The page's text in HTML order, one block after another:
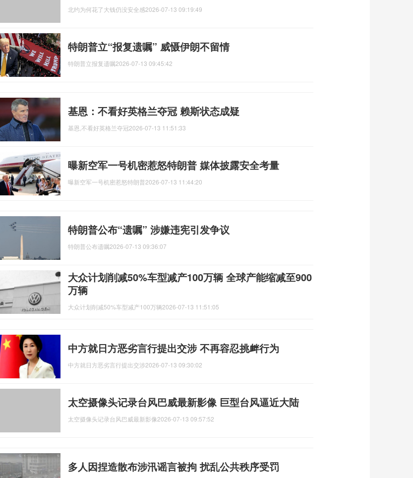
北约为何花了大钱仍没安全感2026-07-13 09:19:49
特朗普立“报复遗嘱” 威慑伊朗不留情
特朗普立报复遗嘱2026-07-13 09:45:42
基恩：不看好英格兰夺冠 赖斯状态成疑
基恩,不看好英格兰夺冠2026-07-13 11:51:33
曝新空军一号机密惹怒特朗普 媒体披露安全考量
曝新空军一号机密惹怒特朗普2026-07-13 11:44:20
特朗普公布“遗嘱” 涉嫌违宪引发争议
特朗普公布遗嘱2026-07-13 09:36:07
大众计划削减50%车型减产100万辆 全球产能缩减至900
万辆
大众计划削减50%车型减产100万辆2026-07-13 11:51:05
中方就日方恶劣言行提出交涉 不再容忍挑衅行为
中方就日方恶劣言行提出交涉2026-07-13 09:30:02
太空摄像头记录台风巴威最新影像 巨型台风逼近大陆
太空摄像头记录台风巴威最新影像2026-07-13 09:57:52
多人因捏造散布涉汛谣言被拘 扰乱公共秩序受罚